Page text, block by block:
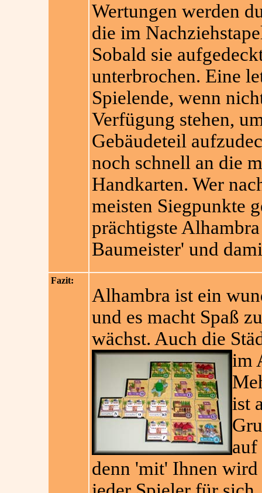
Wertungen werden
die im
Sobald sie
unterbrochen. Eine
Spielende, wenn
Verfügung stehen,
Gebäudeteil
noch schnell an die
Handkarten. Wer
meisten Siegpunkte
prächtigste
Baumeister' und
Fazit:
Alhambra ist ein
und es macht Spaß
wächst. Auch die
im
ist
denn 'mit' Ihnen